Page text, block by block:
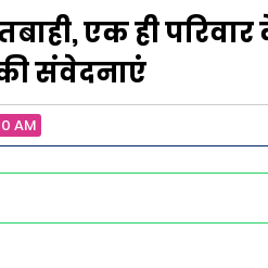
एक ही
संवेदनाएं
AM